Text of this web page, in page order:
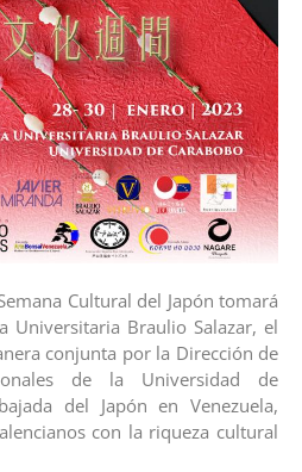
Cultural del Japón tomará
Universitaria Braulio Salazar, el
conjunta por la Dirección de
de la Universidad de
del Japón en Venezuela,
con la riqueza cultural